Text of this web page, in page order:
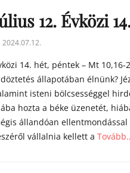
12. Évközi
2024.07.12.
14. hét, péntek – Mt 10,16-
állapotában élnünk?
isteni bölcsességgel
hozta a béke üzenetét,
állandóan
vállalnia kellett a